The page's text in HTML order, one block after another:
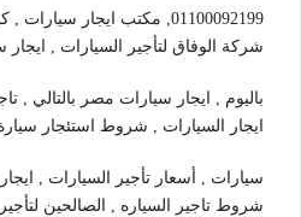
01100092199, مكتب ايجار
شركة الوفاق لتأجير السيارات , ايجار
باليوم , ايجار سيارات مصر بالتالي
ايجار السيارات , شروط استئجار
سيارات , أسعار تأجير السيارات ,
شروط تاجير السياره , الصالحين